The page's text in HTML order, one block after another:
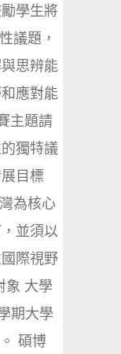
學生將
議題，
思辨能
應對能
主題請
獨特議
目標
為核心
並須以
際視野
象 大學
期大學
碩博